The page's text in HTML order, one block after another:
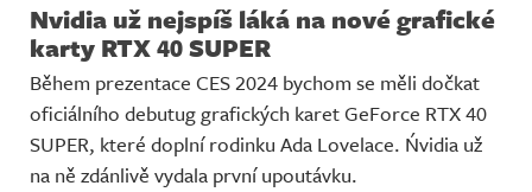
Nvidia už nejspíš láká na nové grafické
karty RTX 40 SUPER
Během prezentace CES 2024 bychom se měli dočkat
oficiálního debutug grafických karet GeForce RTX 40
SUPER, které doplní rodinku Ada Lovelace. Ńvidia už
na ně zdánlivě vydala první upoutávku.